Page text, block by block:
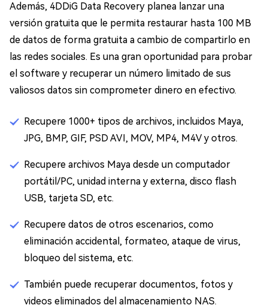
Además, 4DDiG Data Recovery planea lanzar una
versión gratuita que le permita restaurar hasta 100 MB
de datos de forma gratuita a cambio de compartirlo en
las redes sociales. Es una gran oportunidad para probar
el software y recuperar un número limitado de sus
valiosos datos sin comprometer dinero en efectivo.
Recupere 1000+ tipos de archivos, incluidos Maya,
JPG, BMP, GIF, PSD AVI, MOV, MP4, M4V y otros.
Recupere archivos Maya desde un computador
portátil/PC, unidad interna y externa, disco flash
USB, tarjeta SD, etc.
Recupere datos de otros escenarios, como
eliminación accidental, formateo, ataque de virus,
bloqueo del sistema, etc.
También puede recuperar documentos, fotos y
videos eliminados del almacenamiento NAS.